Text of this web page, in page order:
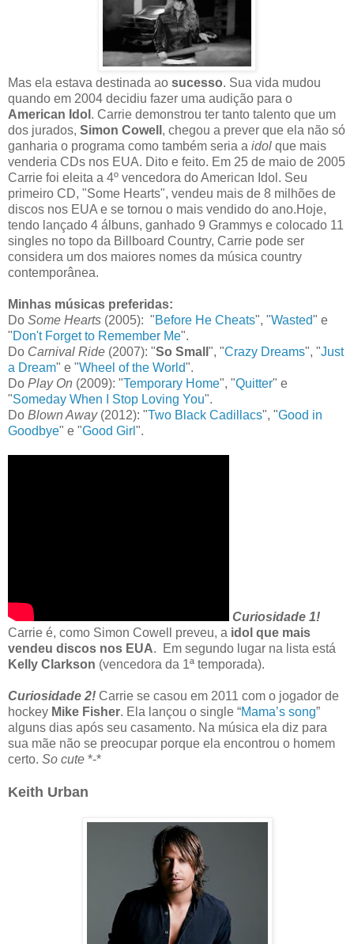
Mas ela estava destinada ao sucesso. Sua vida mudou
quando em 2004 decidiu fazer uma audição para o
American Idol . Carrie demonstrou ter tanto talento que um
dos jurados, Simon Cowell , chegou a prever que ela não só
ganharia o programa como também seria a idol que mais
venderia CDs nos EUA. Dito e feito. Em 25 de maio de 2005
Carrie foi eleita a 4º vencedora do American Idol. Seu
primeiro CD, "Some Hearts", vendeu mais de 8 milhões de
discos nos EUA e se tornou o mais vendido do ano.Hoje,
tendo lançado 4 álbuns, ganhado 9 Grammys e colocado 11
singles no topo da Billboard Country, Carrie pode ser
considera um dos maiores nomes da música country
contemporânea.
Minhas músicas preferidas:
Do Some Hearts (2005): "Before He Cheats", "Wasted" e
"Don't Forget to Remember Me".
Do Carnival Ride (2007): "So Small ", "Crazy Dreams", "Just
a Dream" e "Wheel of the World".
Do Play On (2009): "Temporary Home", "Quitter" e
"Someday When I Stop Loving You".
Do Blown Away(2012): "Two Black Cadillacs", "Good in
Goodbye" e "Good Girl ".
Curiosidade 1!
Carrie é, como Simon Cowell preveu, a idol que mais
vendeu discos nos EUA. Em segundo lugar na lista está
Kelly Clarkson (vencedora da 1ª temporada).
Curiosidade 2! Carrie se casou em 2011 com o jogador de
hockey Mike Fisher. Ela lançou o single “Mama’s song”
alguns dias após seu casamento. Na música ela diz para
sua mãe não se preocupar porque ela encontrou o homem
certo. So cute *-*
Keith Urban